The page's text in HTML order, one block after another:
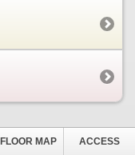
FLOOR MAP ACCESS